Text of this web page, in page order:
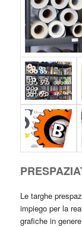
Le targhe
impiego per la
grafiche in